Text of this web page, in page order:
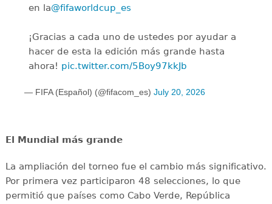
en la@fifaworldcup_es
¡Gracias a cada uno de ustedes por ayudar a
hacer de esta la edición más grande hasta
ahora! pic.twitter.com/5Boy97kkJb
— FIFA (Español) (@fifacom_es) July 20, 2026
El Mundial más grande
La ampliación del torneo fue el cambio más significativo.
Por primera vez participaron 48 selecciones, lo que
permitió que países como Cabo Verde, República